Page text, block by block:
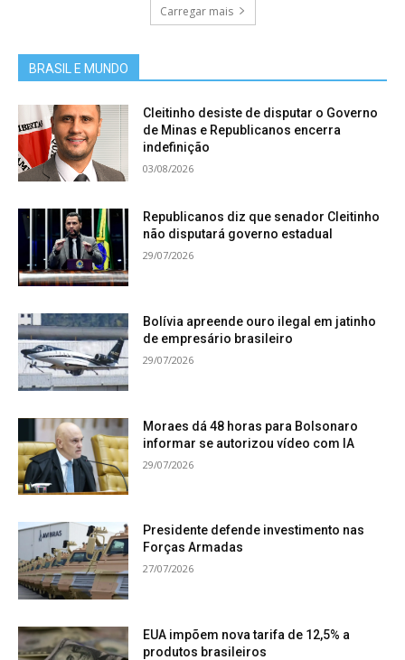
Carregar mais
BRASIL E MUNDO
Cleitinho desiste de disputar o Governo
de Minas e Republicanos encerra
indefinição
03/08/2026
Republicanos diz que senador Cleitinho
não disputará governo estadual
29/07/2026
Bolívia apreende ouro ilegal em jatinho
de empresário brasileiro
29/07/2026
Moraes dá 48 horas para Bolsonaro
informar se autorizou vídeo com IA
29/07/2026
Presidente defende investimento nas
Forças Armadas
27/07/2026
EUA impõem nova tarifa de 12,5% a
produtos brasileiros